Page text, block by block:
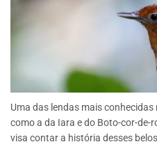
Uma das lendas mais
como a da Iara e do Boto-cor-de-
visa contar a história desses